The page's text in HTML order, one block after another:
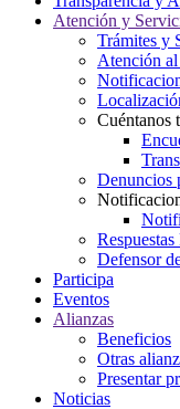
Atención y
Trámites y
Atención
Cuéntanos
Denuncios
Defensor
Participa
Eventos
Alianzas
Beneficios
Otras
Presentar
Noticias